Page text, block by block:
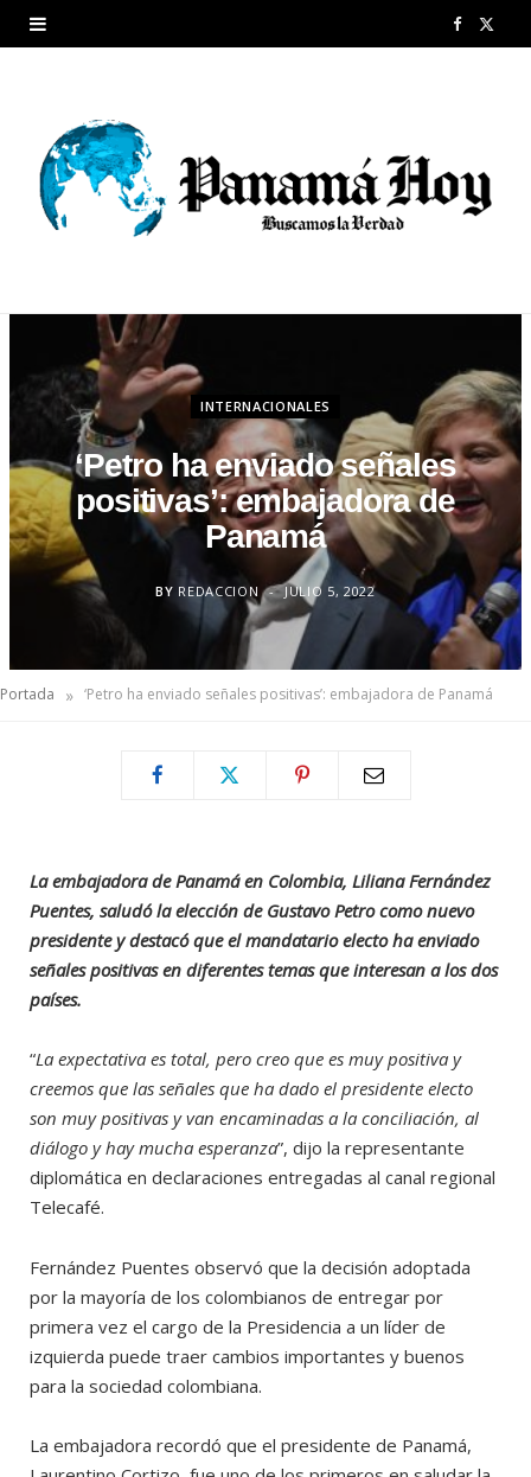
F
b
r
)
INTERNACIONALES
‘Petro ha enviado señales
positivas’: embajadora de
Panamá
BY REDACCION JULIO 5, 2022
Portada » ‘Petro ha enviado señales positivas’: embajadora de Panamá
La embajadora de Panamá en Colombia, Liliana Fernández
Puentes, saludó la elección de Gustavo Petro como nuevo
presidente y destacó que el mandatario electo ha enviado
señales positivas en diferentes temas que interesan a los dos
países.
“La expectativa es total, pero creo que es muy positiva y
creemos que las señales que ha dado el presidente electo
son muy positivas y van encaminadas a la conciliación, al
diálogo y hay mucha esperanza”, dijo la representante
diplomática en declaraciones entregadas al canal regional
Telecafé.
Fernández Puentes observó que la decisión adoptada
por la mayoría de los colombianos de entregar por
primera vez el cargo de la Presidencia a un líder de
izquierda puede traer cambios importantes y buenos
para la sociedad colombiana.
La embajadora recordó que el presidente de Panamá,